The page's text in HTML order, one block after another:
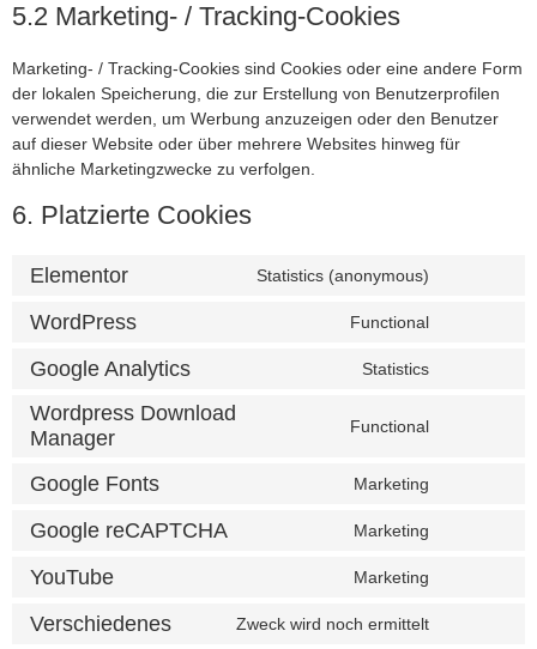
5.2 Marketing- / Tracking-Cookies
Marketing- / Tracking-Cookies sind Cookies oder eine andere Form
der lokalen Speicherung, die zur Erstellung von Benutzerprofilen
verwendet werden, um Werbung anzuzeigen oder den Benutzer
auf dieser Website oder über mehrere Websites hinweg für
ähnliche Marketingzwecke zu verfolgen.
6. Platzierte Cookies
Elementor Statistics (anonymous)
WordPress Functional
Google Analytics Statistics
Wordpress Download
Manager
Functional
Google Fonts Marketing
Google reCAPTCHA Marketing
YouTube Marketing
Verschiedenes Zweck wird noch ermittelt